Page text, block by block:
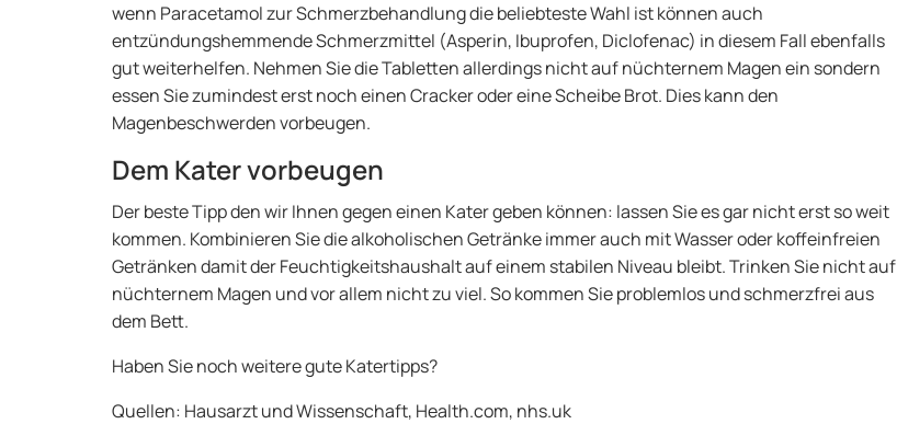
wenn Paracetamol zur Schmerzbehandlung die beliebteste Wahl ist können auch
entzündungshemmende Schmerzmittel (Asperin, Ibuprofen, Diclofenac) in diesem Fall ebenfalls
gut weiterhelfen. Nehmen Sie die Tabletten allerdings nicht auf nüchternem Magen ein sondern
essen Sie zumindest erst noch einen Cracker oder eine Scheibe Brot. Dies kann den
Magenbeschwerden vorbeugen.
Dem Kater vorbeugen
Der beste Tipp den wir Ihnen gegen einen Kater geben können: lassen Sie es gar nicht erst so weit
kommen. Kombinieren Sie die alkoholischen Getränke immer auch mit Wasser oder koffeinfreien
Getränken damit der Feuchtigkeitshaushalt auf einem stabilen Niveau bleibt. Trinken Sie nicht auf
nüchternem Magen und vor allem nicht zu viel. So kommen Sie problemlos und schmerzfrei aus
dem Bett.
Haben Sie noch weitere gute Katertipps?
Quellen: Hausarzt und Wissenschaft, Health.com, nhs.uk